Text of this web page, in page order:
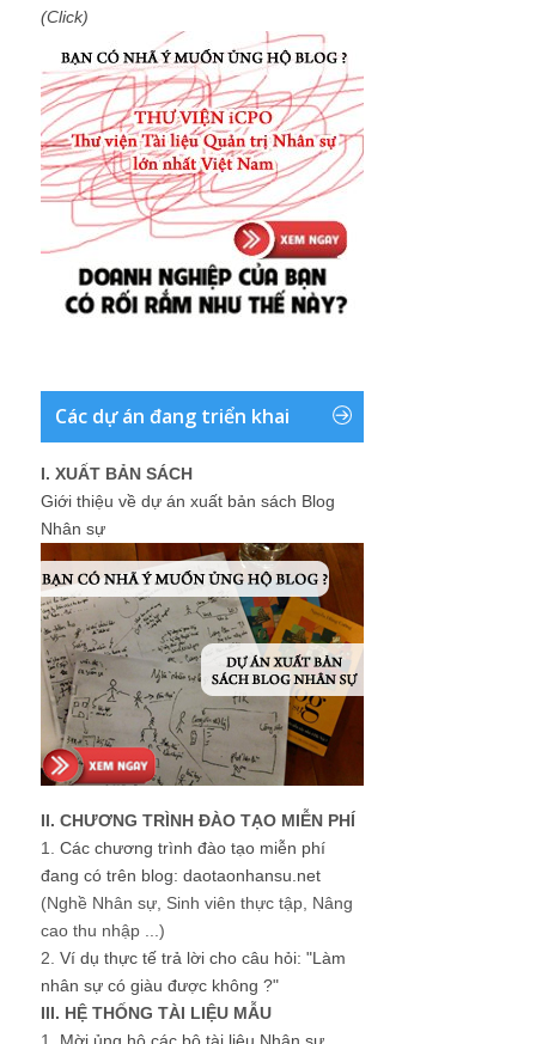
(Click)
Các dự án đang triển khai
I. XUẤT BẢN SÁCH
Giới thiệu về dự án xuất bản sách Blog
Nhân sự
II. CHƯƠNG TRÌNH ĐÀO TẠO MIỄN PHÍ
1. Các chương trình đào tạo miễn phí
đang có trên blog: daotaonhansu.net
(Nghề Nhân sự, Sinh viên thực tập, Nâng
cao thu nhập ...)
2. Ví dụ thực tế trả lời cho câu hỏi: "Làm
nhân sự có giàu được không ?"
III. HỆ THỐNG TÀI LIỆU MẪU